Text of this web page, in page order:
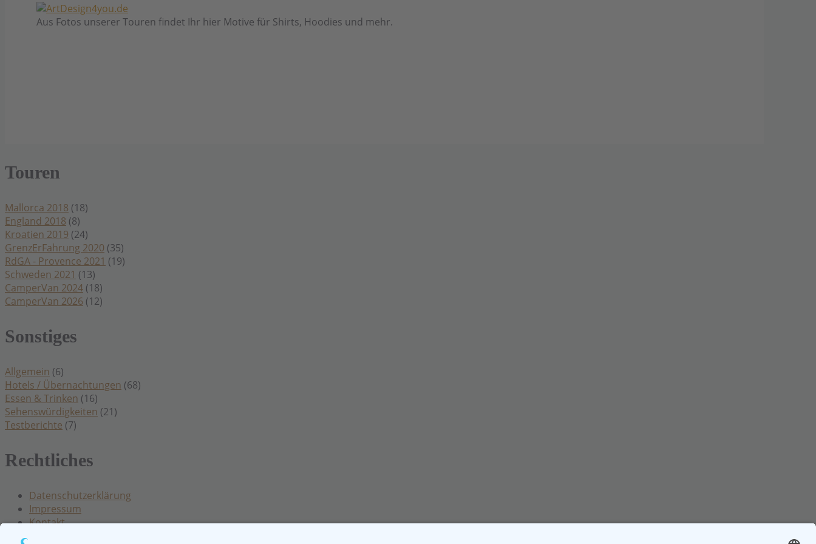
Aus Fotos unserer Touren findet Ihr hier Motive für Shirts, Hoodies und mehr.
Touren
Mallorca 2018 (18)
England 2018 (8)
Kroatien 2019 (24)
GrenzErFahrung 2020 (35)
RdGA - Provence 2021 (19)
Schweden 2021 (13)
CamperVan 2024 (18)
CamperVan 2026 (12)
Sonstiges
Allgemein (6)
Hotels / Übernachtungen (68)
Essen & Trinken (16)
Sehenswürdigkeiten (21)
Testberichte (7)
Rechtliches
Datenschutzerklärung
Impressum
Kontakt